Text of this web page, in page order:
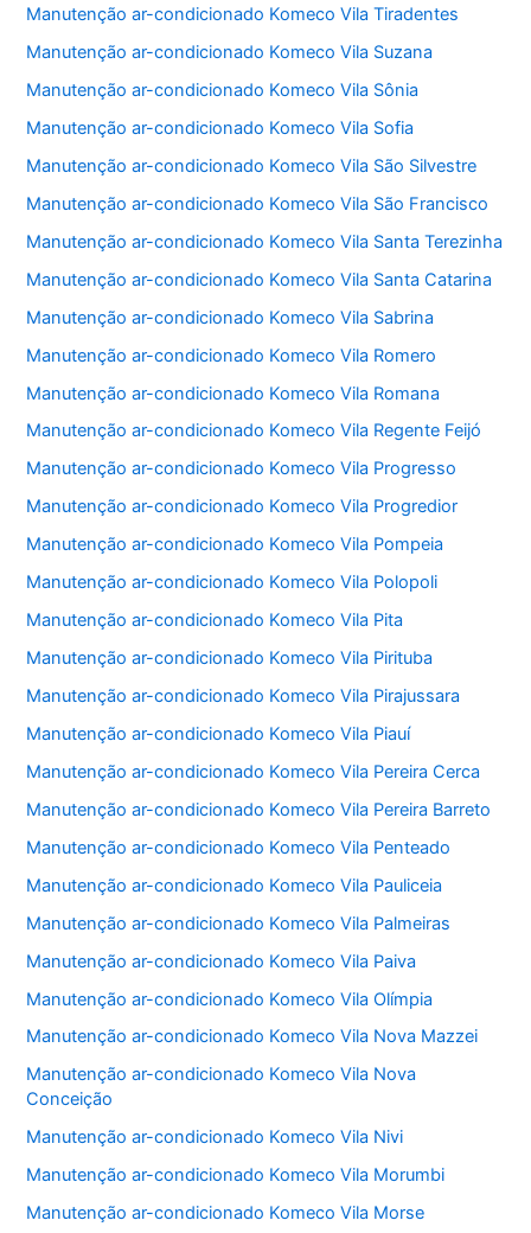
Manutenção ar-condicionado Komeco Vila Tiradentes
Manutenção ar-condicionado Komeco Vila Suzana
Manutenção ar-condicionado Komeco Vila Sônia
Manutenção ar-condicionado Komeco Vila Sofia
Manutenção ar-condicionado Komeco Vila São Silvestre
Manutenção ar-condicionado Komeco Vila São Francisco
Manutenção ar-condicionado Komeco Vila Santa Terezinha
Manutenção ar-condicionado Komeco Vila Santa Catarina
Manutenção ar-condicionado Komeco Vila Sabrina
Manutenção ar-condicionado Komeco Vila Romero
Manutenção ar-condicionado Komeco Vila Romana
Manutenção ar-condicionado Komeco Vila Regente Feijó
Manutenção ar-condicionado Komeco Vila Progresso
Manutenção ar-condicionado Komeco Vila Progredior
Manutenção ar-condicionado Komeco Vila Pompeia
Manutenção ar-condicionado Komeco Vila Polopoli
Manutenção ar-condicionado Komeco Vila Pita
Manutenção ar-condicionado Komeco Vila Pirituba
Manutenção ar-condicionado Komeco Vila Pirajussara
Manutenção ar-condicionado Komeco Vila Piauí
Manutenção ar-condicionado Komeco Vila Pereira Cerca
Manutenção ar-condicionado Komeco Vila Pereira Barreto
Manutenção ar-condicionado Komeco Vila Penteado
Manutenção ar-condicionado Komeco Vila Pauliceia
Manutenção ar-condicionado Komeco Vila Palmeiras
Manutenção ar-condicionado Komeco Vila Paiva
Manutenção ar-condicionado Komeco Vila Olímpia
Manutenção ar-condicionado Komeco Vila Nova Mazzei
Manutenção ar-condicionado Komeco Vila Nova
Conceição
Manutenção ar-condicionado Komeco Vila Nivi
Manutenção ar-condicionado Komeco Vila Morumbi
Manutenção ar-condicionado Komeco Vila Morse